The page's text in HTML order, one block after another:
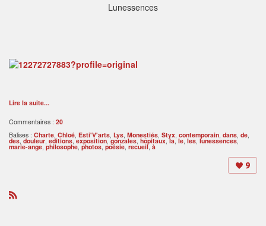
Lunessences
Lire la suite...
Commentaires : 20
Balises : Charte, Chloé, Esti'V'arts, Lys, Monestiés, Styx, contemporain, dans, de,
des, douleur, editions,exposition, gonzales, hôpitaux,la, le, les, lunessences,
marie-ange, philosophe, photos, poésie, recueil, à
9
R